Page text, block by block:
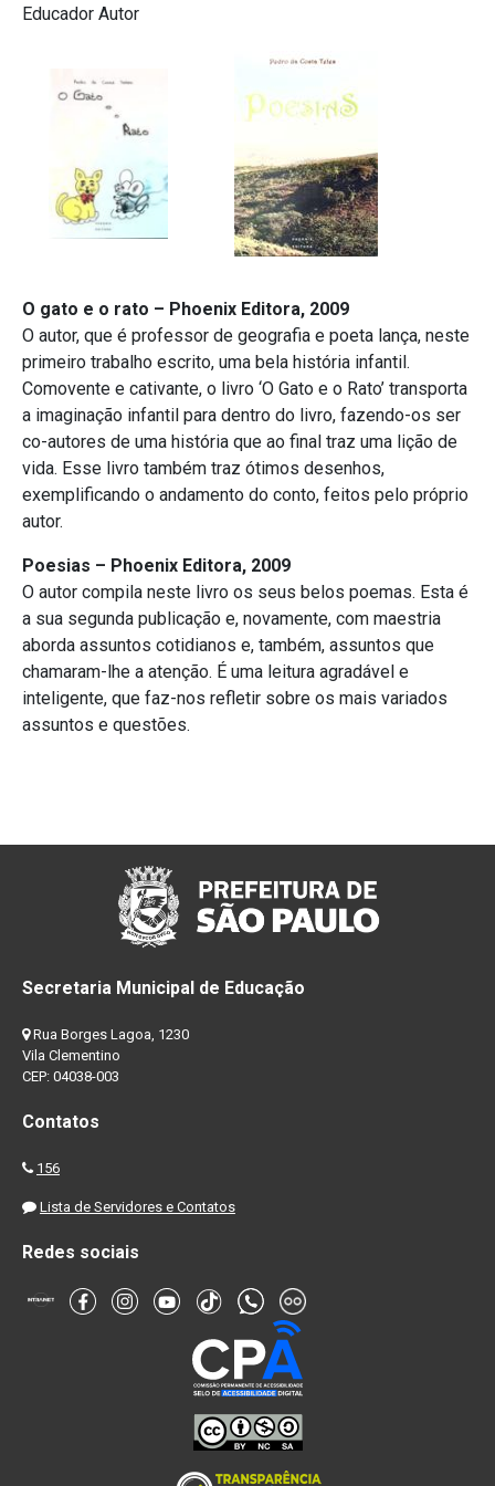
Educador Autor
O gato e o rato – Phoenix Editora, 2009
O autor, que é professor de geografia e poeta lança, neste
primeiro trabalho escrito, uma bela história infantil.
Comovente e cativante, o livro ‘O Gato e o Rato’ transporta
a imaginação infantil para dentro do livro, fazendo-os ser
co-autores de uma história que ao final traz uma lição de
vida. Esse livro também traz ótimos desenhos,
exemplificando o andamento do conto, feitos pelo próprio
autor.
Poesias – Phoenix Editora, 2009
O autor compila neste livro os seus belos poemas. Esta é
a sua segunda publicação e, novamente, com maestria
aborda assuntos cotidianos e, também, assuntos que
chamaram-lhe a atenção. É uma leitura agradável e
inteligente, que faz-nos refletir sobre os mais variados
assuntos e questões.
Secretaria Municipal de Educação
Rua Borges Lagoa, 1230
Vila Clementino
CEP: 04038-003
Contatos
156
Lista de Servidores e Contatos
Redes sociais